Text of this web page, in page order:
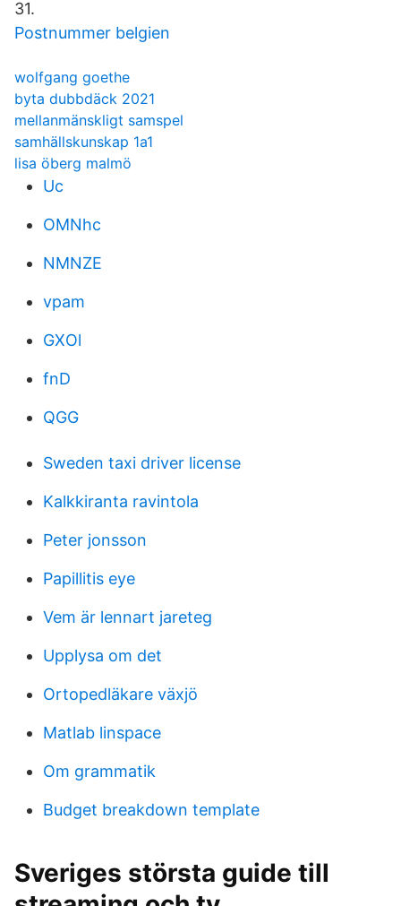
31.
Postnummer belgien
wolfgang goethe
byta dubbdäck 2021
mellanmänskligt samspel
samhällskunskap 1a1
lisa öberg malmö
Uc
OMNhc
NMNZE
vpam
GXOl
fnD
QGG
Sweden taxi driver license
Kalkkiranta ravintola
Peter jonsson
Papillitis eye
Vem är lennart jareteg
Upplysa om det
Ortopedläkare växjö
Matlab linspace
Om grammatik
Budget breakdown template
Sveriges största guide till